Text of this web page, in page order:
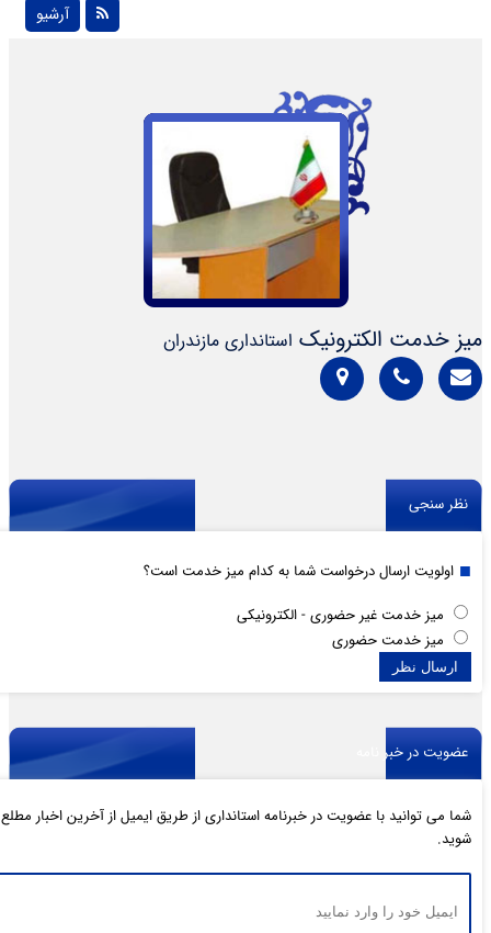
آرشیو
میز خدمت الکترونیک استانداری مازندران
نظر سنجی
اولویت ارسال درخواست شما به کدام میز خدمت است؟
میز خدمت غیر حضوری - الکترونیکی
میز خدمت حضوری
عضویت در خبر نامه
شما می توانید با عضویت در خبرنامه استانداری از طریق ایمیل از آخرین اخبار مطلع
شوید.